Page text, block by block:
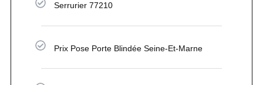
Serrurier 77210
Prix Pose Porte Blindée Seine-Et-Marne